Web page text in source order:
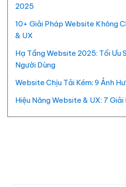
2025
10+ Giải Pháp Website Không
& UX
Hạ Tầng Website 2025: Tối Ưu
Người Dùng
Website Chịu Tải Kém: 9 Ảnh
Hiệu Năng Website & UX: 7